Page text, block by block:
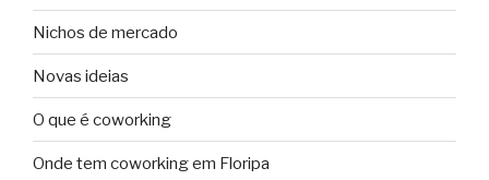
Nichos de mercado
Novas ideias
O que é coworking
Onde tem coworking em Floripa